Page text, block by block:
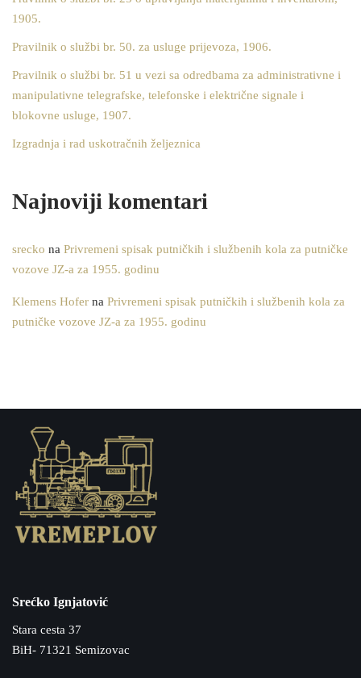
1905.
Pravilnik o službi br. 50. za usluge prijevoza, 1906.
Pravilnik o službi br. 51 u vezi sa odredbama za administrativne i
manipulativne telegrafske, telefonske i električne signale i
blokovne usluge, 1907.
Izgradnja i rad uskotračnih željeznica
Najnoviji komentari
srecko na Privremeni spisak putničkih i službenih kola za putničke
vozove JZ-a za 1955. godinu
Klemens Hofer na Privremeni spisak putničkih i službenih kola za
putničke vozove JZ-a za 1955. godinu
Srećko Ignjatović
Stara cesta 37
BiH- 71321 Semizovac